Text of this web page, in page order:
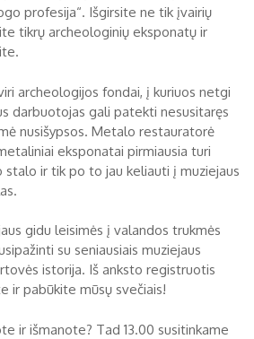
profesija“. Išgirsite ne tik įvairių
tikrų archeologinių eksponatų ir
archeologijos fondai, į kuriuos netgi
darbuotojas gali patekti nesusitaręs
nusišypsos. Metalo restauratorė
eksponatai pirmiausia turi
ir tik po to jau keliauti į muziejaus
gidu leisimės į valandos trukmės
su seniausiais muziejaus
istorija. Iš anksto registruotis
ir pabūkite mūsų svečiais!
ir išmanote? Tad 13.00 susitinkame